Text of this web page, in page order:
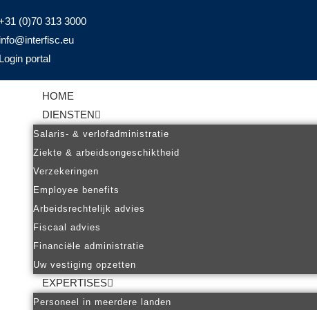
(0)70 313 3000
info@interfisc.eu
Login portal
HOME
DIENSTEN
Salaris- & verlofadministratie
Ziekte & arbeidsongeschiktheid
Verzekeringen
Employee benefits
Arbeidsrechtelijk advies
Fiscaal advies
Financiële administratie
Uw vestiging opzetten
EXPERTISES
Personeel in meerdere landen